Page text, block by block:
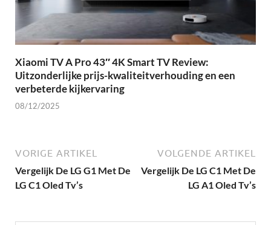
Xiaomi TV A Pro 43″ 4K Smart TV Review:
Uitzonderlijke prijs-kwaliteitverhouding en een
verbeterde kijkervaring
08/12/2025
VORIGE ARTIKEL
Vergelijk De LG G1 Met De
LG C1 Oled Tv’s
VOLGENDE ARTIKEL
Vergelijk De LG C1 Met De
LG A1 Oled Tv’s